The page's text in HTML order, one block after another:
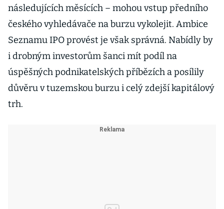
následujících měsících – mohou vstup předního
českého vyhledávače na burzu vykolejit. Ambice
Seznamu IPO provést je však správná. Nabídly by
i drobným investorům šanci mít podíl na
úspěšných podnikatelských příbězích a posílily
důvěru v tuzemskou burzu i celý zdejší kapitálový
trh.